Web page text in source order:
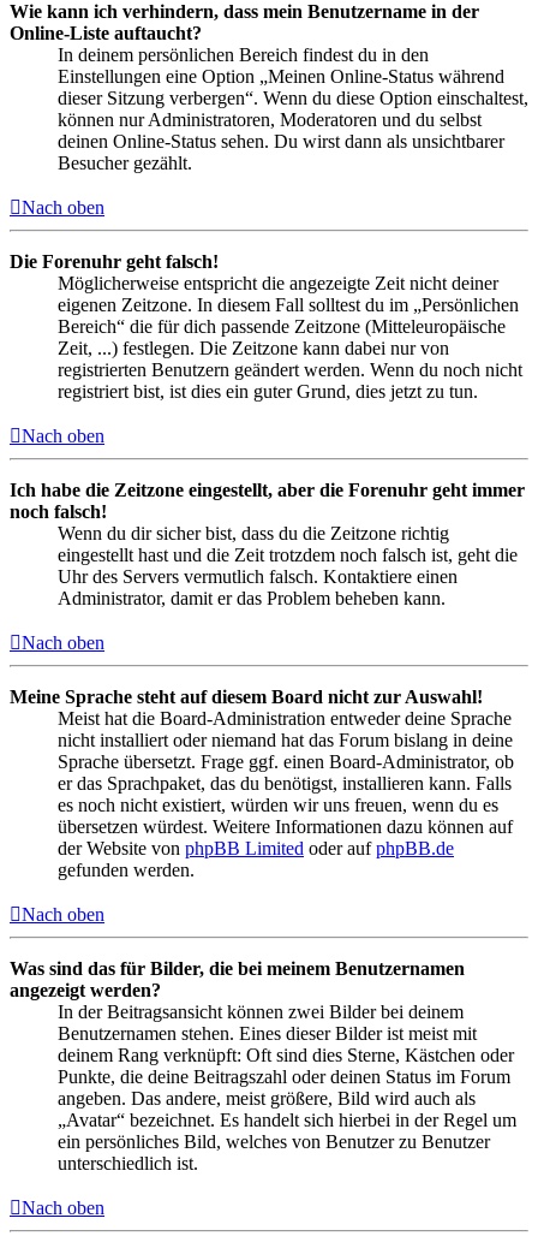
Wie kann ich verhindern, dass mein Benutzername in der
Online-Liste auftaucht?
In deinem persönlichen Bereich findest du in den
Einstellungen eine Option „Meinen Online-Status während
dieser Sitzung verbergen“. Wenn du diese Option einschaltest,
können nur Administratoren, Moderatoren und du selbst
deinen Online-Status sehen. Du wirst dann als unsichtbarer
Besucher gezählt.
Nach oben
Die Forenuhr geht falsch!
Möglicherweise entspricht die angezeigte Zeit nicht deiner
eigenen Zeitzone. In diesem Fall solltest du im „Persönlichen
Bereich“ die für dich passende Zeitzone (Mitteleuropäische
Zeit, ...) festlegen. Die Zeitzone kann dabei nur von
registrierten Benutzern geändert werden. Wenn du noch nicht
registriert bist, ist dies ein guter Grund, dies jetzt zu tun.
Nach oben
Ich habe die Zeitzone eingestellt, aber die Forenuhr geht immer
noch falsch!
Wenn du dir sicher bist, dass du die Zeitzone richtig
eingestellt hast und die Zeit trotzdem noch falsch ist, geht die
Uhr des Servers vermutlich falsch. Kontaktiere einen
Administrator, damit er das Problem beheben kann.
Nach oben
Meine Sprache steht auf diesem Board nicht zur Auswahl!
Meist hat die Board-Administration entweder deine Sprache
nicht installiert oder niemand hat das Forum bislang in deine
Sprache übersetzt. Frage ggf. einen Board-Administrator, ob
er das Sprachpaket, das du benötigst, installieren kann. Falls
es noch nicht existiert, würden wir uns freuen, wenn du es
übersetzen würdest. Weitere Informationen dazu können auf
der Website von phpBB Limited oder aufphpBB.de
gefunden werden.
Nach oben
Was sind das für Bilder, die bei meinem Benutzernamen
angezeigt werden?
In der Beitragsansicht können zwei Bilder bei deinem
Benutzernamen stehen. Eines dieser Bilder ist meist mit
deinem Rang verknüpft: Oft sind dies Sterne, Kästchen oder
Punkte, die deine Beitragszahl oder deinen Status im Forum
angeben. Das andere, meist größere, Bild wird auch als
„Avatar“ bezeichnet. Es handelt sich hierbei in der Regel um
ein persönliches Bild, welches von Benutzer zu Benutzer
unterschiedlich ist.
Nach oben